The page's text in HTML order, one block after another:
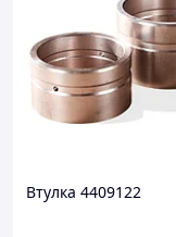
Втулка 4409122